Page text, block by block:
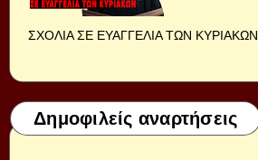
ΣΧΟΛΙΑ ΣΕ ΕΥΑΓΓΕΛΙΑ ΤΩΝ ΚΥΡΙΑΚΩΝ
Δημοφιλείς αναρτήσεις